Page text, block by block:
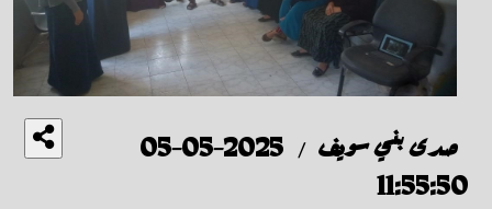
صدى بني سويف /
2025-05-05
11:55:50